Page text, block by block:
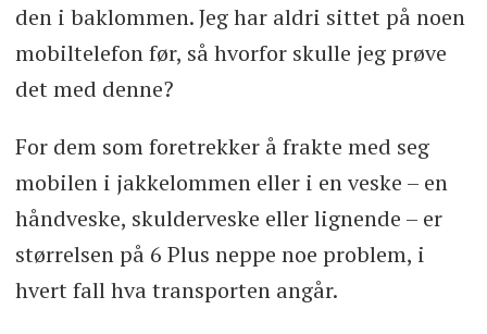
den i baklommen. Jeg har aldri sittet på noen
mobiltelefon før, så hvorfor skulle jeg prøve
det med denne?
For dem som foretrekker å frakte med seg
mobilen i jakkelommen eller i en veske – en
håndveske, skulderveske eller lignende – er
størrelsen på 6 Plus neppe noe problem, i
hvert fall hva transporten angår.